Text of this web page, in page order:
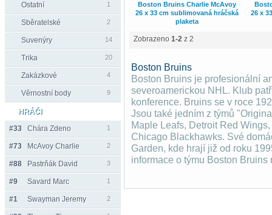
Ostatní 1
Sběratelské 2
Suvenýry 14
Trika 20
Zakázkové 4
Věrnostní body 9
HRÁČI
#33
Chára Zdeno 1
#73 McAvoy Charlie 2
#88 Pastrňák David 3
#9 Savard Marc 1
#1 Swayman Jeremy 2
Boston Bruins Charlie McAvoy
26 x 33 cm sublimovaná hráčská
plaketa
26 x
Zobrazeno 1-2 z 2
Boston Bruins
Boston Bruins je profesionální
severoamerickou NHL. Klub
konference. Bruins se v roce
Jsou také jedním z týmů
Maple Leafs, Detroit Red
Chicago Blackhawks. Své
Garden, kde hrají již od roku
informace o týmu Boston